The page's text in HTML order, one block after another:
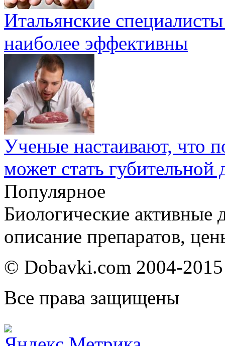
Итальянские
наиболее эффективны
Ученые настаивают, что
может стать губительной
Популярное
Биологические активные
описание препаратов,
© Dobavki.com 2004-2015
Все права защищены